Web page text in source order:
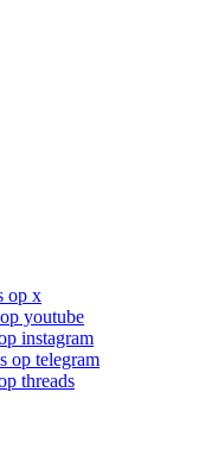
op x
youtube
instagram
op telegram
threads